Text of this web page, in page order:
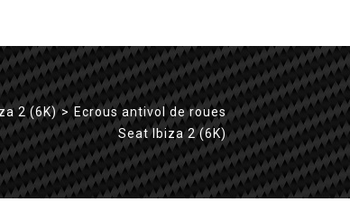
2 (6K) > Ecrous antivol de roues
Seat Ibiza 2 (6K)